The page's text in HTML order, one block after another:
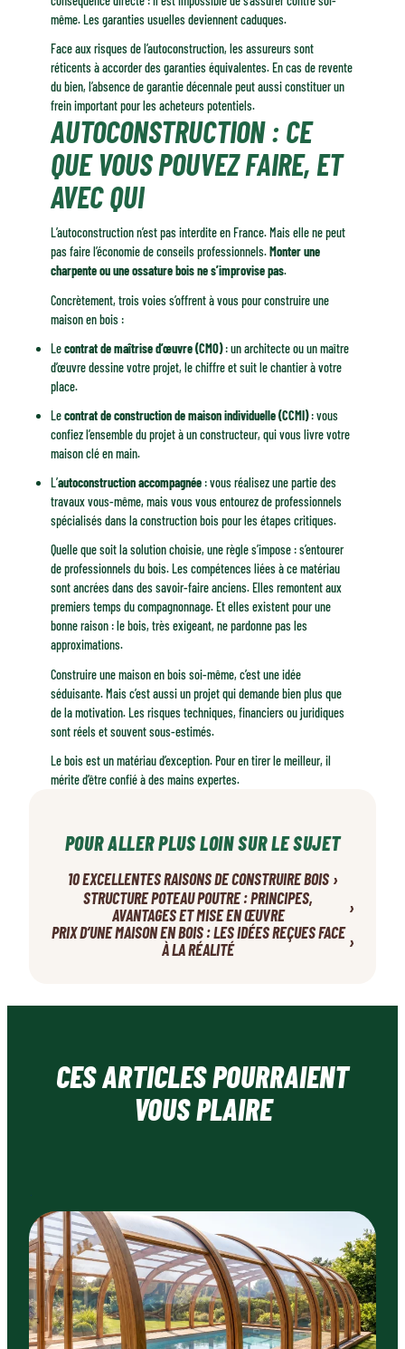
même. Les garanties usuelles deviennent caduques.
Face aux risques de l’autoconstruction, les assureurs sont
réticents à accorder des garanties équivalentes. En cas de revente
du bien, l’absence de garantie décennale peut aussi constituer un
frein important pour les acheteurs potentiels.
AUTOCONSTRUCTION : CE
QUE VOUS POUVEZ FAIRE, ET
AVEC QUI
L’autoconstruction n’est pas interdite en France. Mais elle ne peut
pas faire l’économie de conseils professionnels. Monter une
charpenteou uneossature bois ne s’improvise pas.
Concrètement, trois voies s’offrent à vous pour construire une
maison en bois :
Lecontrat de maîtrise d’œuvre (CMO): un architecte ou un maître
d’œuvre dessine votre projet, le chiffre et suit le chantier à votre
place.
Lecontrat de construction de maison individuelle (CCMI): vous
confiez l’ensemble du projet à un constructeur, qui vous livre votre
maison clé en main.
L’autoconstruction accompagnée : vous réalisez une partie des
travaux vous-même, mais vous vous entourez de professionnels
spécialisés dans la construction bois pour les étapes critiques.
Quelle que soit la solution choisie, une règle s’impose : s’entourer
de professionnels du bois. Les compétences liées à ce matériau
sont ancrées dans des savoir-faire anciens. Elles remontent aux
premiers temps du compagnonnage. Et elles existent pour une
bonne raison : le bois, très exigeant, ne pardonne pas les
approximations.
Construire une maison en bois soi-même, c’est une idée
séduisante. Mais c’est aussi un projet qui demande bien plus que
de la motivation. Les risques techniques, financiers ou juridiques
sont réels et souvent sous-estimés.
Le bois est un matériau d’exception. Pour en tirer le meilleur, il
mérite d’être confié à des mains expertes.
POUR ALLER PLUS LOIN SUR LE SUJET
10 EXCELLENTES RAISONS DE CONSTRUIRE BOIS›
STRUCTURE POTEAU POUTRE : PRINCIPES,
AVANTAGES ET MISE EN ŒUVRE
›
PRIX D’UNE MAISON EN BOIS : LES IDÉES REÇUES FACE
À LA RÉALITÉ
›
CES ARTICLES POURRAIENT
VOUS PLAIRE